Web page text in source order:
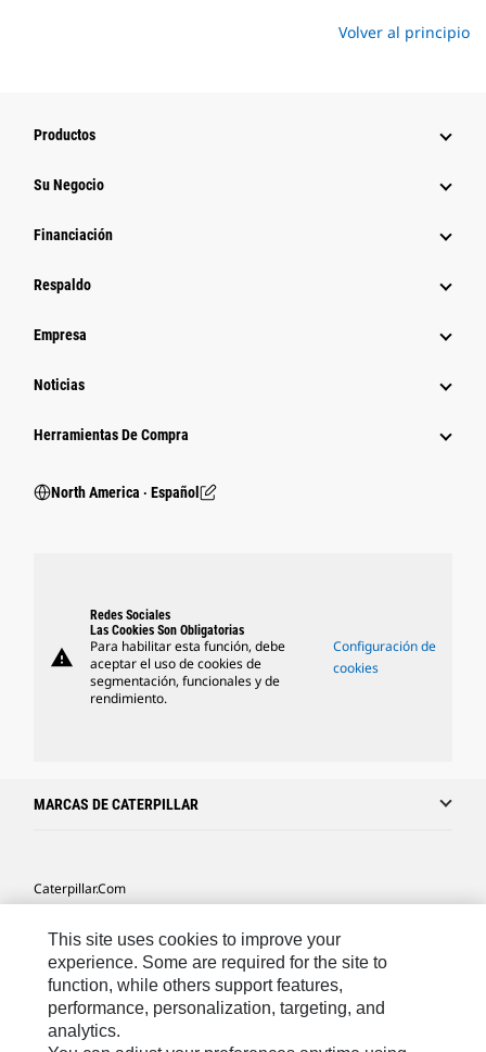
Volver al principio
Productos
Su Negocio
Financiación
Respaldo
Empresa
Noticias
Herramientas De Compra
North America ‧ Español
warning
Redes Sociales
Las Cookies Son Obligatorias
Para habilitar esta función, debe
aceptar el uso de cookies de
segmentación, funcionales y de
rendimiento.
Configuración de
cookies
MARCAS DE CATERPILLAR
Caterpillar.com
Mis Preferencias De Marketing
Site Map
Cookie Settings
This site uses cookies to improve your
experience. Some are required for the site to
function, while others support features,
performance, personalization, targeting, and
analytics.